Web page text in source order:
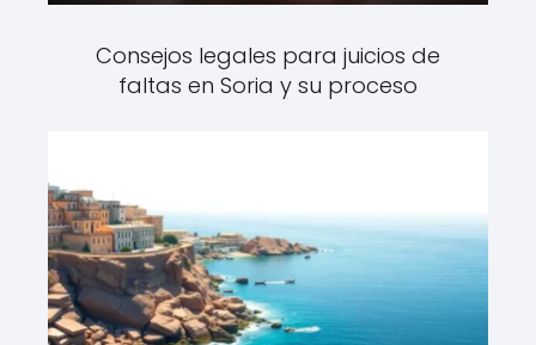
Consejos legales para juicios de
faltas en Soria y su proceso